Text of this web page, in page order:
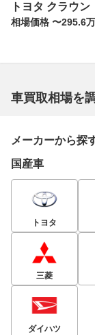
トヨタ クラウン
相場価格 〜295.6
車買取相場を
メーカーから探
国産車
トヨタ
三菱
ダイハツ